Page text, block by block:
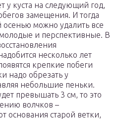
у куста на следующий год,
замещения. И тогда
можно удалить все
и перспективные. В
несколько лет
крепкие побеги
надо обрезать у
небольшие пеньки.
превышать 3 см, то это
волчков –
основания старой ветки,